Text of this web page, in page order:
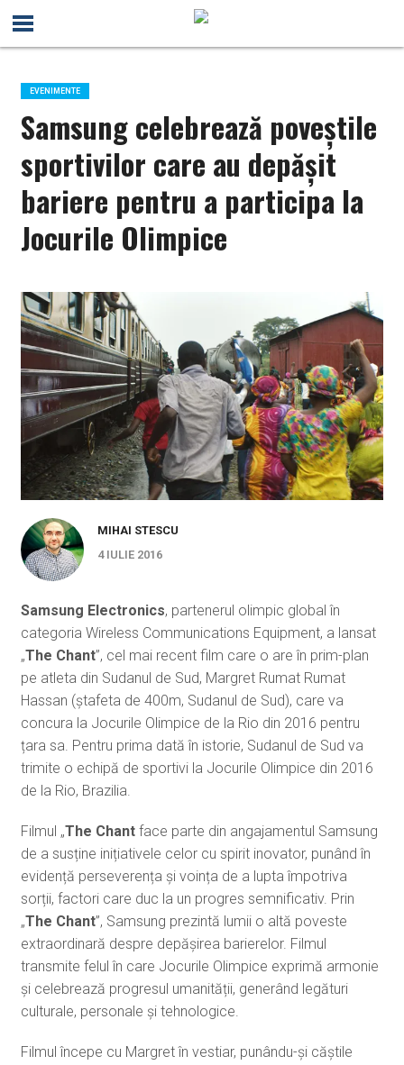
EVENIMENTE
Samsung celebrează poveștile
sportivilor care au depășit
bariere pentru a participa la
Jocurile Olimpice
MIHAI STESCU
4 IULIE 2016
Samsung Electronics, partenerul olimpic global în
categoria Wireless Communications Equipment, a lansat
„The Chant”, cel mai recent film care o are în prim-plan
pe atleta din Sudanul de Sud, Margret Rumat Rumat
Hassan (ștafeta de 400m, Sudanul de Sud), care va
concura la Jocurile Olimpice de la Rio din 2016 pentru
țara sa. Pentru prima dată în istorie, Sudanul de Sud va
trimite o echipă de sportivi la Jocurile Olimpice din 2016
de la Rio, Brazilia.
Filmul „The Chantface parte din angajamentul Samsung
de a susține inițiativele celor cu spirit inovator, punând în
evidență perseverența și voința de a lupta împotriva
sorții, factori care duc la un progres semnificativ. Prin
„The Chant”, Samsung prezintă lumii o altă poveste
extraordinară despre depășirea barierelor. Filmul
transmite felul în care Jocurile Olimpice exprimă armonie
și celebrează progresul umanității, generând legături
culturale, personale și tehnologice.
Filmul începe cu Margret în vestiar, punându-și căștile